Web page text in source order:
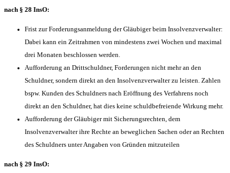
nach § 28 InsO:
Frist zur Forderungsanmeldung der Gläubiger beim Insolvenzverwalter:
Dabei kann ein Zeitrahmen von mindestens zwei Wochen und maximal
drei Monaten beschlossen werden.
Aufforderung an Drittschuldner, Forderungen nicht mehr an den
Schuldner, sondern direkt an den Insolvenzverwalter zu leisten. Zahlen
bspw. Kunden des Schuldners nach Eröffnung des Verfahrens noch
direkt an den Schuldner, hat dies keine schuldbefreiende Wirkung mehr.
Aufforderung der Gläubiger mit Sicherungsrechten, dem
Insolvenzverwalter ihre Rechte an beweglichen Sachen oder an Rechten
des Schuldners unter Angaben von Gründen mitzuteilen
nach § 29 InsO: